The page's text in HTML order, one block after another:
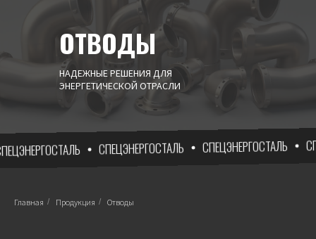
НАДЕЖНЫЕ РЕШЕНИЯ ДЛЯ
ЭНЕРГЕТИЧЕСКОЙ ОТРАСЛИ
ОТВОДЫ
СПЕЦЭНЕРГОСТАЛЬ СПЕЦЭНЕРГОСТАЛЬ
Главная / Продукция / Отводы